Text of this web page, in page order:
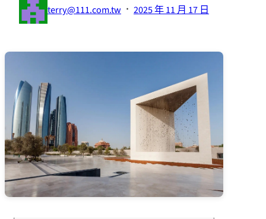
terry@111.com.tw · 2025 年 11 月 17 日